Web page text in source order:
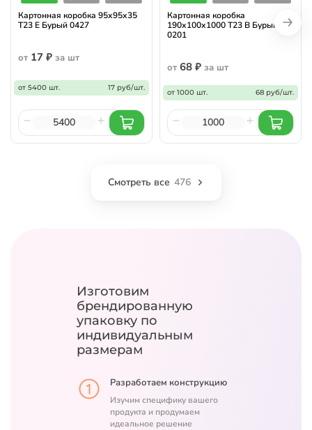
Картонная коробка 95х95х35
Т23 E Бурый 0427
от 17 ₽ за шт
от 5400 шт. 17 руб/шт.
Картонная коробка
190х100х1000 Т23 B Бурый
0201
от 68 ₽ за шт
от 1000 шт. 68 руб/шт.
Смотреть все 476
Изготовим
брендированную
упаковку по
индивидуальным
размерам
Разработаем конструкцию
Изучим специфику вашего
продукта и продумаем
идеальное решение